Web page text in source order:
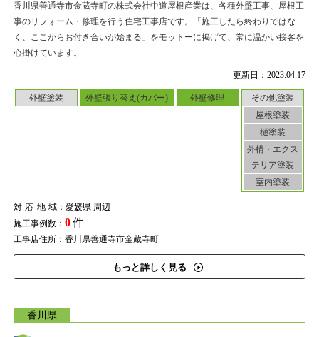
更新日：2023.04.17
外壁塗装 外壁張り替え(カバー) 外壁修理
その他塗装
屋根塗装
樋塗装
外構・エクス
テリア塗装
室内塗装
対応地域：愛媛県 周辺
施工事例数： 0件
工事店住所：香川県善通寺市金蔵寺町
もっと詳しく見る
香川県善通寺市金蔵寺町の株式会社中道屋根産業は、各種外壁工事、屋根工
事のリフォーム・修理を行う住宅工事店です。「施工したら終わりではな
く、ここからお付き合いが始まる」をモットーに掲げて、常に温かい接客を
心掛けています。
香川県